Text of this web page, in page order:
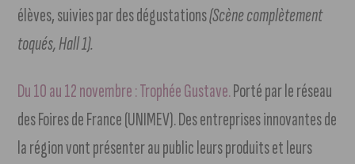
élèves, suivies par des dégustations(Scène complètement
toqués, Hall 1).
Du 10 au 12 novembre : Trophée Gustave.Porté par le réseau
des Foires de France (UNIMEV). Des entreprises innovantes de
la région vont présenter au public leurs produits et leurs